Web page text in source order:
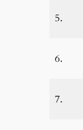
5.
6.
7.